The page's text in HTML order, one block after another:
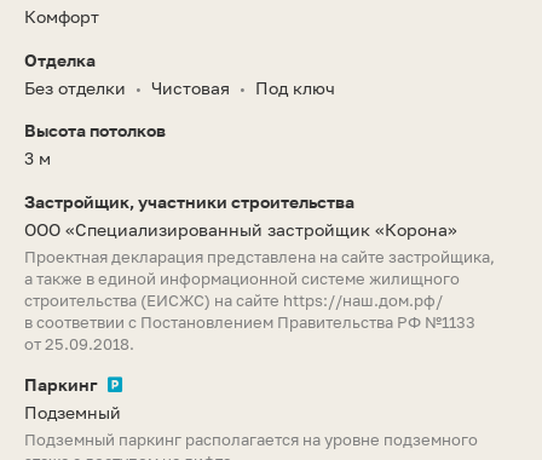
Комфорт
Отделка
Без отделки
• Чистовая • Под ключ
Высота потолков
3 м
Застройщик, участники строительства
ООО «Специализированный застройщик «Корона»
Проектная декларация представлена на сайте застройщика,
а также в единой информационной системе жилищного
строительства (ЕИСЖС) на сайте https://наш.дом.рф/
в соответвии с Постановлением Правительства РФ №1133
от 25.09.2018.
Паркинг
Подземный
Подземный паркинг располагается на уровне подземного